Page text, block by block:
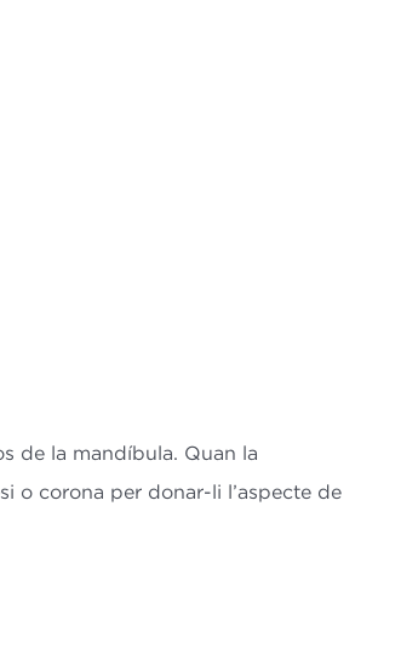
de la mandíbula. Quan la
o corona per donar-li l’aspecte de